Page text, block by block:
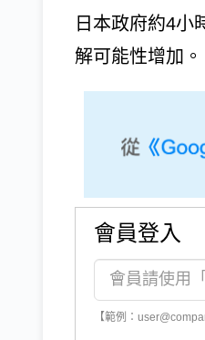
日本政府約4小
解可能性增加。
會員登入
【範例：